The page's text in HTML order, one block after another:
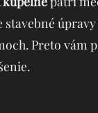
Preto vám